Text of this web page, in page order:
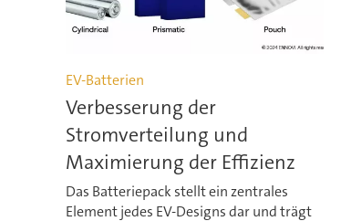
EV-Batterien
Verbesserung der
Stromverteilung und
Maximierung der Effizienz
Das Batteriepack stellt ein zentrales
Element jedes EV-Designs dar und trägt